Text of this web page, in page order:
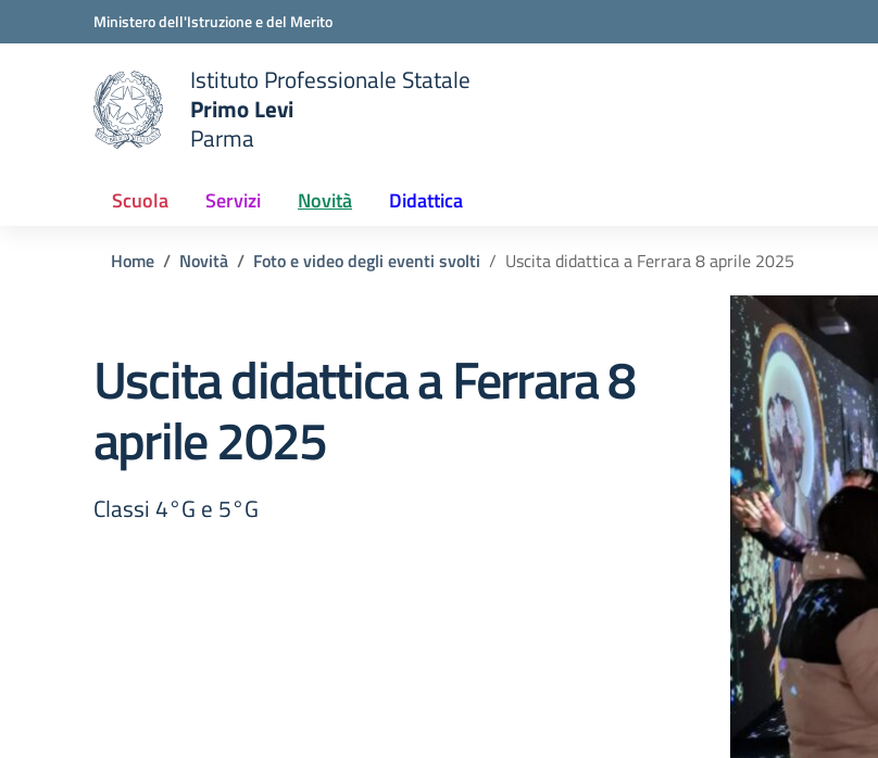
Vai ai contenuti
Vai al menu di navigazioneMinistero dell'Istruzione e del Merito
scuola
Istituto Professionale Statale
Primo Levi
Parma
Scuola Servizi Novità Didattica
Home Novità Foto e video degli eventi svolti Uscita didattica a Ferrara 8 aprile 2025
Uscita didattica a Ferrara 8
aprile 2025
Classi 4°G e 5°G